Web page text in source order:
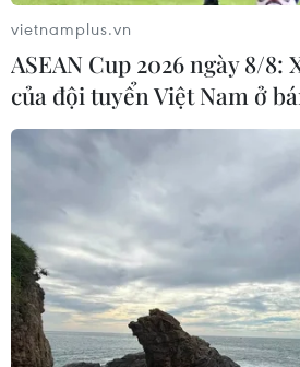
11 nhóm giải pháp giúp hệ
hàng lọt tốp lớn nhất châu
11/04/2019 09:37
Mục tiêu của hệ thống ngân
vietnamplus.vn
ASEAN Cup 2026 ngày 8/8:
của đội tuyển Việt Nam ở